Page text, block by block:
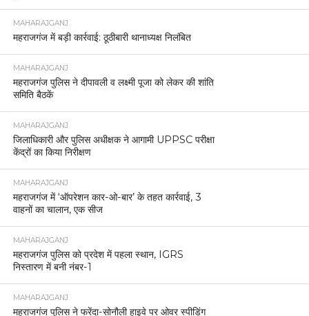
MAHARAJGANJ
महराजगंज में बड़ी कार्रवाई: ठूठीबारी थानाध्यक्ष निलंबित
MAHARAJGANJ
महराजगंज पुलिस ने दीपावली व लक्ष्मी पूजा को लेकर की शांति
समिति बैठकें
MAHARAJGANJ
जिलाधिकारी और पुलिस अधीक्षक ने आगामी UPPSC परीक्षा
केंद्रों का किया निरीक्षण
MAHARAJGANJ
महराजगंज में ‘ऑपरेशन कार-ओ-बार’ के तहत कार्रवाई, 3
वाहनों का चालान, एक सीज
MAHARAJGANJ
महराजगंज पुलिस को प्रदेश में पहला स्थान, IGRS
निस्तारण में बनी नंबर-1
MAHARAJGANJ
महराजगंज पुलिस ने फरेंदा-सोनौली हाइवे पर ओवर स्पीडिंग